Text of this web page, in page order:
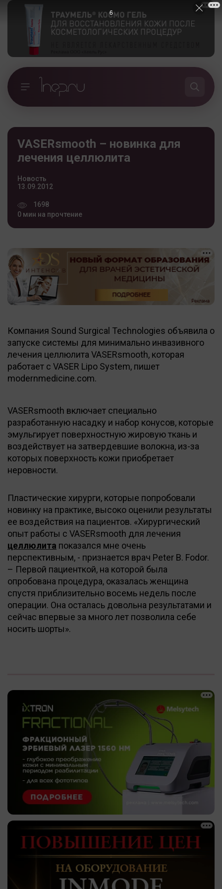
VASERsmooth – новинка для
лечения целлюлита
Новость
13.09.2012
1698
0 мин на прочтение
Компания Sound Surgical Technologies объявила о
запуске системы для минимально инвазивного
лечения целлюлита VASERsmooth, которая
работает с VASER Lipo System, пишет
modernmedicine.com.
VASERsmooth включает специально
разработанную насадку и набор конусов, которые
эмульгирует поверхностную жировую ткань и
воздействует на затвердевшие волокна, из-за
которых поверхность кожи приобретает
неровности.
Пластические хирурги, которые попробовали
новинку на практике, высоко оценили результаты
ее воздействия на пациентов. «Хирургический
опыт работы с VASERsmooth для лечения
целлюлита показался мне очень
перспективным, - признается врач Peter B. Fodor.
– Первой пациенткой, на которой была
опробована процедура, оказалась женщина
спустя приблизительно восемь недель после
операции. Она осталась довольна результатами и
сейчас впервые за много лет позволила себе
носить шорты».
5